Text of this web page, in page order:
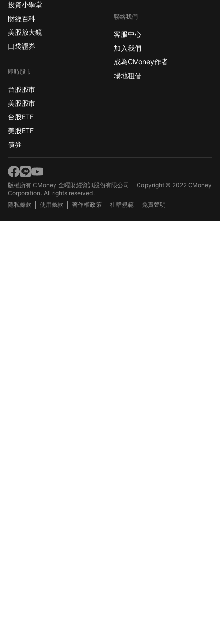
投資小學堂
財經百科
美股放大鏡
口袋證券
即時股市
台股股市
美股股市
台股ETF
美股ETF
債券
聯絡我們
客服中心
加入我們
成為CMoney作者
場地租借
版權所有 CMoney 全曜財經資訊股份有限公司Copyright © 2022 CMoney
Corporation. All rights reserved.
隱私條款
使用條款 著作權政策 社群規範 免責聲明